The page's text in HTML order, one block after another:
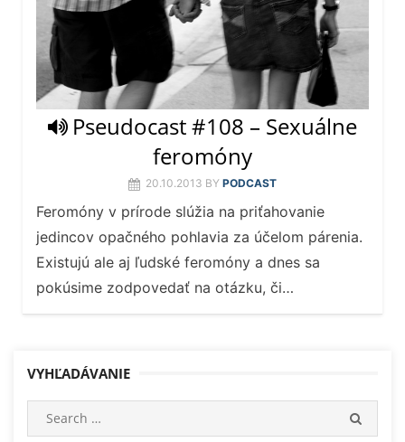
Pseudocast #108 – Sexuálne
feromóny
20.10.2013 BY PODCAST
Feromóny v prírode slúžia na priťahovanie
jedincov opačného pohlavia za účelom párenia.
Existujú ale aj ľudské feromóny a dnes sa
pokúsime zodpovedať na otázku, či…
VYHĽADÁVANIE
Search
for: